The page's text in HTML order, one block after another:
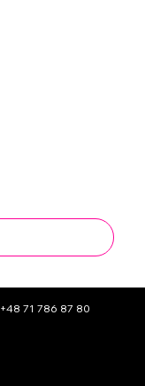
+48 71 786 87 80